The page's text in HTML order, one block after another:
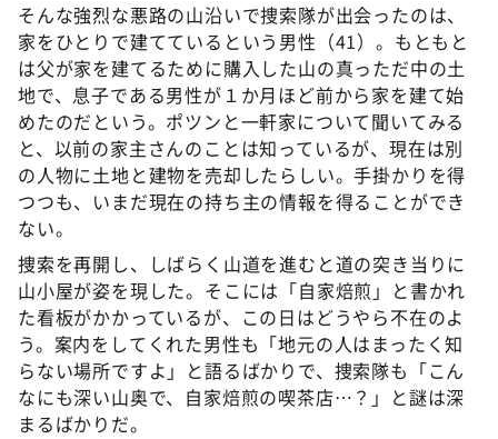
そんな強烈な悪路の山沿いで捜索隊が出会ったのは、
家をひとりで建てているという男性（41）。もともと
は父が家を建てるために購入した山の真っただ中の土
地で、息子である男性が１か月ほど前から家を建て始
めたのだという。ポツンと一軒家について聞いてみる
と、以前の家主さんのことは知っているが、現在は別
の人物に土地と建物を売却したらしい。手掛かりを得
つつも、いまだ現在の持ち主の情報を得ることができ
ない。
捜索を再開し、しばらく山道を進むと道の突き当りに
山小屋が姿を現した。そこには「自家焙煎」と書かれ
た看板がかかっているが、この日はどうやら不在のよ
う。案内をしてくれた男性も「地元の人はまったく知
らない場所ですよ」と語るばかりで、捜索隊も「こん
なにも深い山奥で、自家焙煎の喫茶店…？」と謎は深
まるばかりだ。